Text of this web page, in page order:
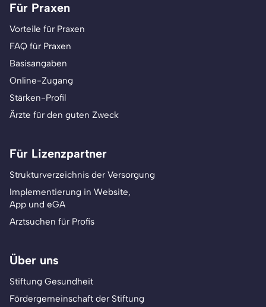
Für Praxen
Vorteile für Praxen
FAQ für Praxen
Basisangaben
Online-Zugang
Stärken-Profil
Ärzte für den guten Zweck
Für Lizenzpartner
Strukturverzeichnis der Versorgung
Implementierung in Website,
App und eGA
Arztsuchen für Profis
Über uns
Stiftung Gesundheit
Fördergemeinschaft der Stiftung